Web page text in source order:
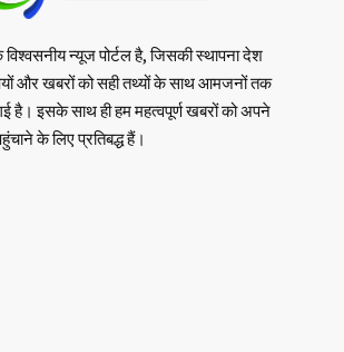
न्यूज पोर्टल है, जिसकी स्थापना देश
और खबरों को सही तथ्यों के साथ आमजनों तक
है। इसके साथ ही हम महत्वपूर्ण खबरों को अपने
के लिए प्रतिबद्ध हैं।